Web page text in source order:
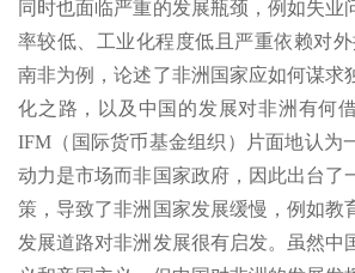
同时也面临严重的发展瓶颈，例如失业
率较低、工业化程度低且严重依赖对
南非为例，论述了非洲国家应如何谋求
化之路，以及中国的发展对非洲有何
IFM（国际货币基金组织）片面地认为
动力是市场而非国家政府，因此出台了
策，导致了非洲国家发展缓慢，例如教
发展道路对非洲发展很有启发。虽然中